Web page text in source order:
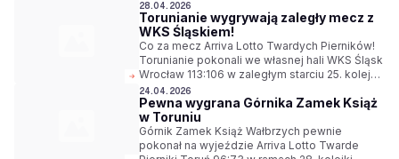
28.04.2026
Torunianie wygrywają zaległy mecz z
WKS Śląskiem!
Co za mecz Arriva Lotto Twardych Pierników!
Torunianie pokonali we własnej hali WKS Śląsk
Wrocław 113:106 w zaległym starciu 25. kolejki
ORLEN Basket Ligi.
24.04.2026
Pewna wygrana Górnika Zamek Książ
w Toruniu
Górnik Zamek Książ Wałbrzych pewnie
pokonał na wyjeździe Arriva Lotto Twarde